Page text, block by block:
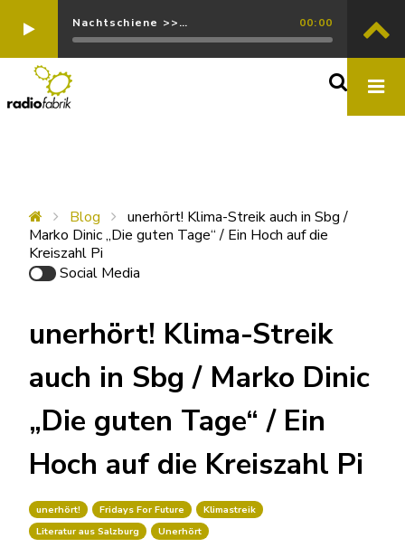
Nachtschiene >>… 00:00
Blog
unerhört! Klima-Streik auch in Sbg /
Marko Dinic „Die guten Tage“ / Ein Hoch auf die
Kreiszahl Pi
Social Media
unerhört! Klima-Streik
auch in Sbg / Marko Dinic
„Die guten Tage“ / Ein
Hoch auf die Kreiszahl Pi
unerhört! Fridays For Future
Klimastreik
Literatur aus Salzburg
Unerhört